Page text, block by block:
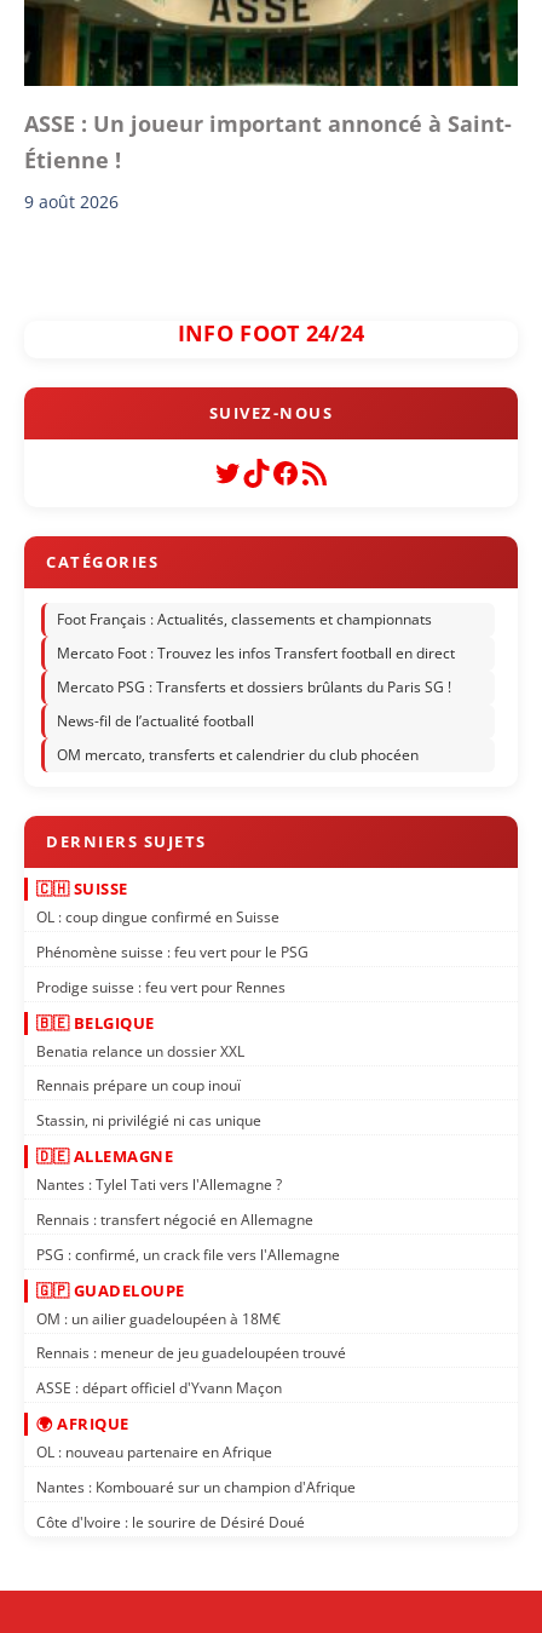
ASSE : Un joueur important annoncé à Saint-
Étienne !
9 août 2026
INFO FOOT 24/24
Twitter
TikTok
Facebook
Flux RSS
Foot Français : Actualités, classements et championnats
Mercato Foot : Trouvez les infos Transfert football en direct
Mercato PSG : Transferts et dossiers brûlants du Paris SG !
News-fil de l’actualité football
OM mercato, transferts et calendrier du club phocéen
🇨🇭 SUISSE
OL : coup dingue confirmé en Suisse
Phénomène suisse : feu vert pour le PSG
Prodige suisse : feu vert pour Rennes
🇧🇪 BELGIQUE
Benatia relance un dossier XXL
Rennais prépare un coup inouï
Stassin, ni privilégié ni cas unique
🇩🇪 ALLEMAGNE
Nantes : Tylel Tati vers l'Allemagne ?
Rennais : transfert négocié en Allemagne
PSG : confirmé, un crack file vers l'Allemagne
🇬🇵 GUADELOUPE
OM : un ailier guadeloupéen à 18M€
Rennais : meneur de jeu guadeloupéen trouvé
ASSE : départ officiel d'Yvann Maçon
🌍 AFRIQUE
OL : nouveau partenaire en Afrique
Nantes : Kombouaré sur un champion d'Afrique
Côte d'Ivoire : le sourire de Désiré Doué